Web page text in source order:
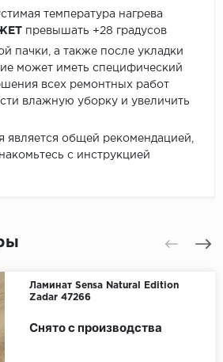
температура нагрева
превышать +28 градусов
пачки, а также после укладки
может иметь специфический
всех ремонтных работ
влажную уборку и увеличить
является общей рекомендацией,
с инструкцией
Ламинат Sensa Natural Edition
Zadar 47266
Снято с производства